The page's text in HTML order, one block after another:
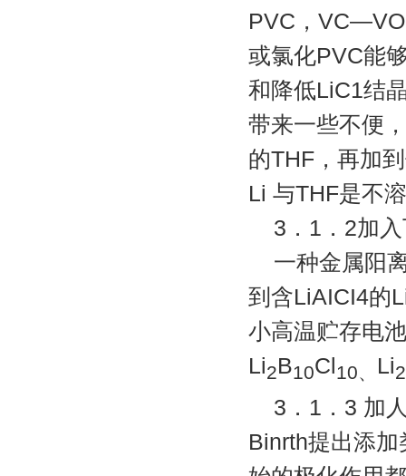
PVC，
或氯化PVC能
和降低LiC1结
带来一些不便
的THF，再加
Li 与THF是不
3．1．2加
一种金属阳
到含LiAICI4的
小高温贮存电
Li2B10Cl10、 Li2
3．1．3 加
Binrth提出添